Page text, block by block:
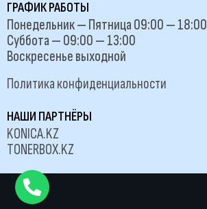
ГРАФИК РАБОТЫ
Понедельник — Пятница 09:00 — 18:00
Суббота — 09:00 — 13:00
Воскресенье выходной
Политика конфиденциальности
НАШИ ПАРТНЁРЫ
KONICA.KZ
TONERBOX.KZ